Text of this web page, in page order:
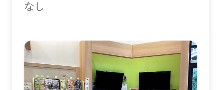
なし